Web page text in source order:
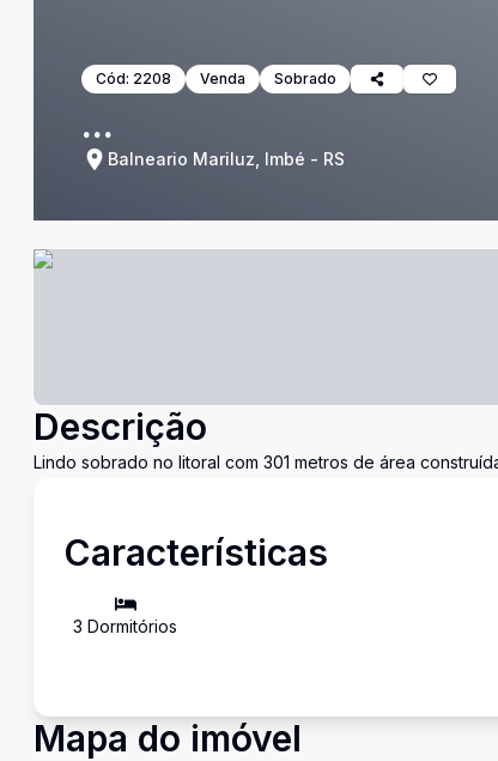
Cód: 2208 Venda Sobrado
...
Balneario Mariluz, Imbé - RS
Descrição
Lindo sobrado no litoral com 301 metros de área
Características
3 Dormitórios
Mapa do imóvel